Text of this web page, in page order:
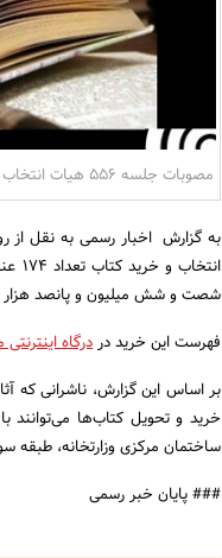
مصوبات جلسه 556 هیات انتخاب و خرید کتاب
شصت و شش میلیون و پانصد هزار
فهرست این خرید دردرگاه
بر اساس این گزارش، ناشرانی که
ساختمان مرکزی وزارتخانه، طبقه سوم، اتاق 342
### پایان خبر رسمی